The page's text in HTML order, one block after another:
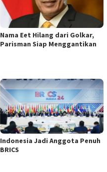
Nama Eet Hilang dari Golkar,
Parisman Siap Menggantikan
Indonesia Jadi Anggota Penuh
BRICS